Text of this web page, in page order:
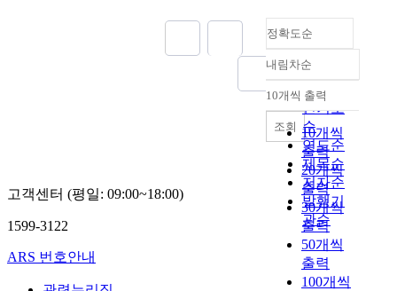
정확도순
정확도
순
인기도
순
연도순
제목순
저자순
발행기
관순
내림차순
내림차순
10개씩 출력
10개씩
출력
20개씩
출력
30개씩
출력
50개씩
출력
100개씩
조회
고객센터 (평일: 09:00~18:00)
1599-3122
ARS 번호안내